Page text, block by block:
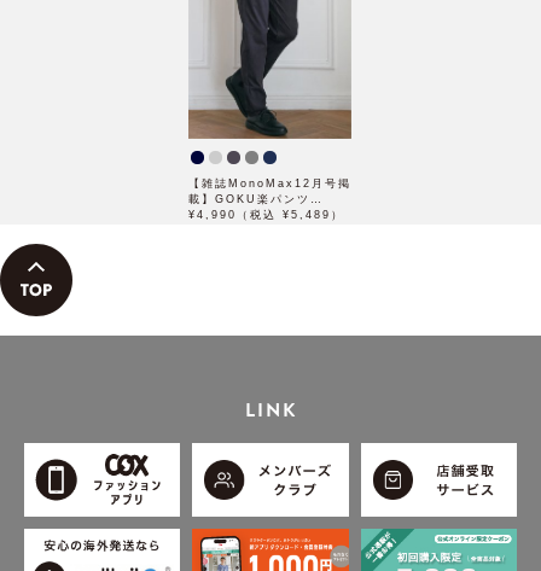
【雑誌MonoMax12月号掲
載】GOKU楽パンツ
EASY STRETCH 起毛チ
¥4,990（税込 ¥5,489）
LINK